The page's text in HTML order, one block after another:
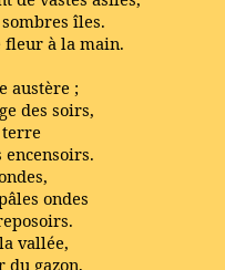
îles.
fleur à la main.
austère ;
des soirs,
encensoirs.
ondes
vallée,
du gazon,